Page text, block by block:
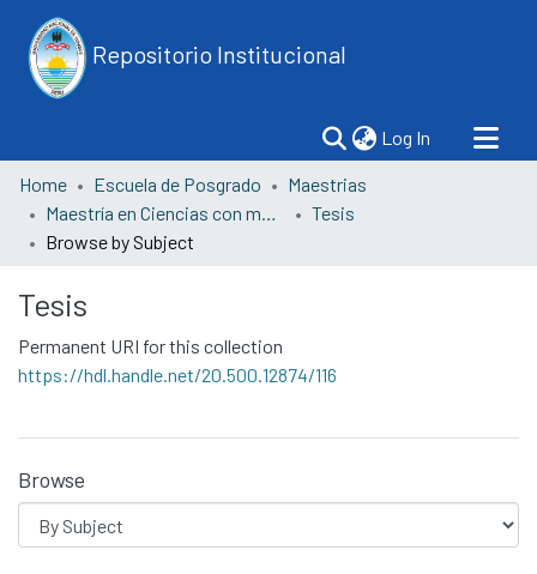
Repositorio Institucional
Log In (current)
Home Escuela de Posgrado
Maestrias
Maestría en Ciencias con mención en Biotecnología Molecular
Tesis
Browse by Subject
Tesis
Permanent URI for this collection
https://hdl.handle.net/20.500.12874/116
Browse